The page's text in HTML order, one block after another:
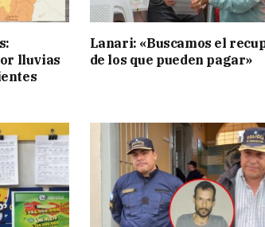
lluvias
Lanari: «Buscamos el
de los que pueden pagar»